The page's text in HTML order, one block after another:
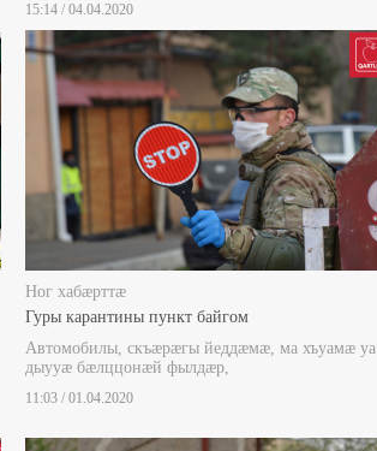
15:14 / 04.04.2020
Ног хабæрттæ
Гуры карантины пункт байгом
Автомобилы, скъæрæгы йеддæмæ, ма хъуамæ уа
дыууæ бæлццонæй фылдæр,
11:03 / 01.04.2020